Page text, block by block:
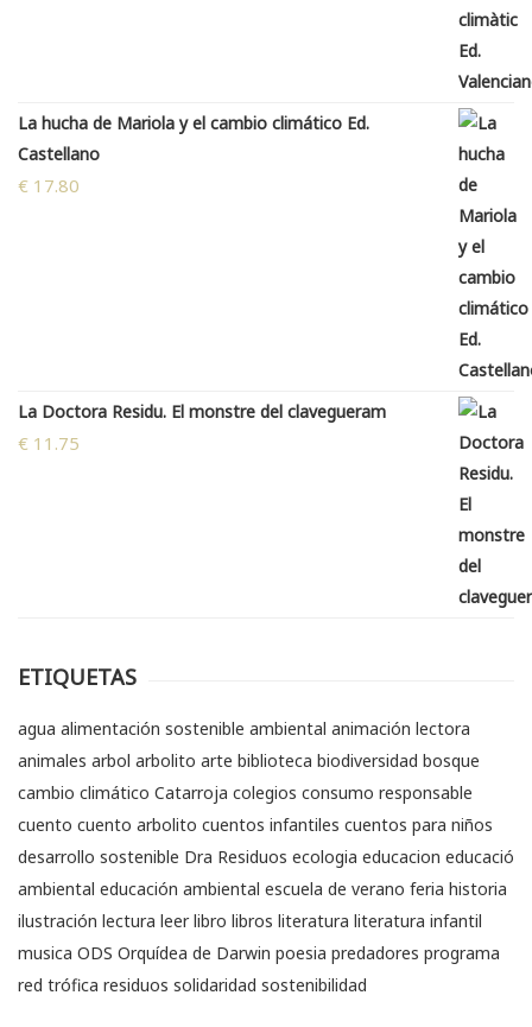
La hucha de Mariola y el cambio climático Ed.
Castellano
€ 17.80
La Doctora Residu. El monstre del clavegueram
€ 11.75
ETIQUETAS
agua alimentación sostenible ambiental animación lectora
animales arbol arbolito arte biblioteca biodiversidad bosque
cambio climático Catarroja colegios consumo responsable
cuento cuento arbolito cuentos infantiles cuentos para niños
desarrollo sostenible Dra Residuos ecologia educacion educació
ambiental educación ambiental escuela de verano feria historia
ilustración lectura leer libro libros literatura literatura infantil
musica ODS Orquídea de Darwin poesia predadores programa
red trófica residuos solidaridad sostenibilidad